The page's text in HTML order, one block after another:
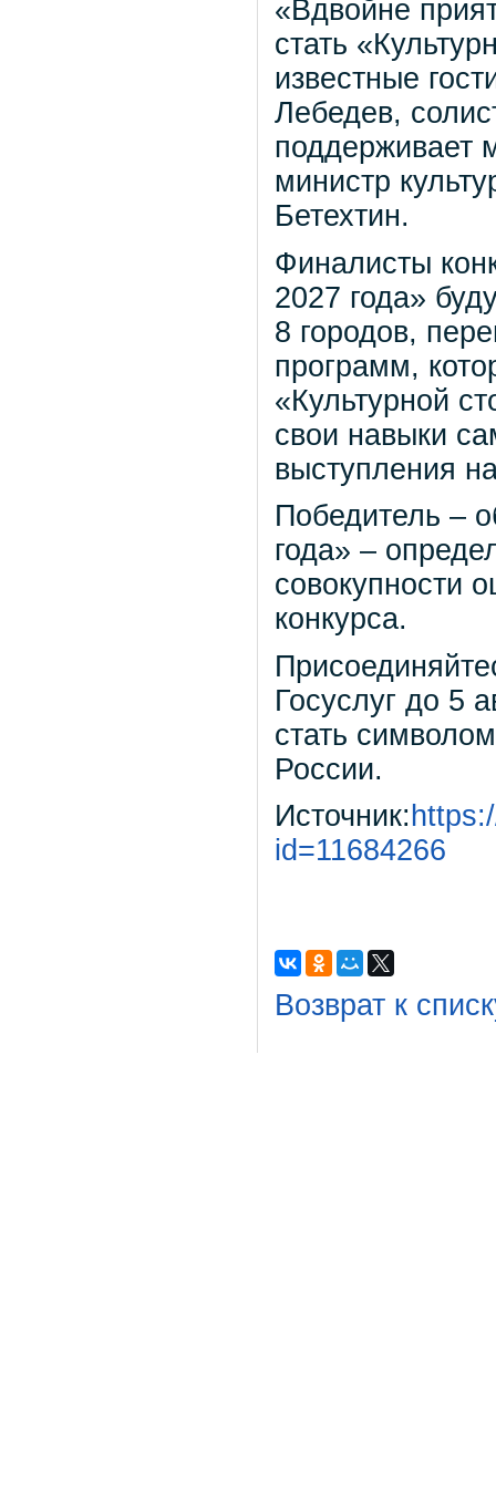
«Вдвойне
стать
известные
Лебедев,
поддерживает
министр
Бетехтин.
Финалисты
2027 года»
8 городов,
программ,
«Культурной
свои навыки
выступления
Победитель –
года» –
совокупности
конкурса.
Госуслуг до 5
стать
России.
Источник:
id=11684266
Возврат к